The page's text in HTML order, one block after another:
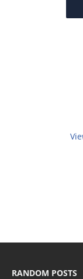
RANDOM POSTS